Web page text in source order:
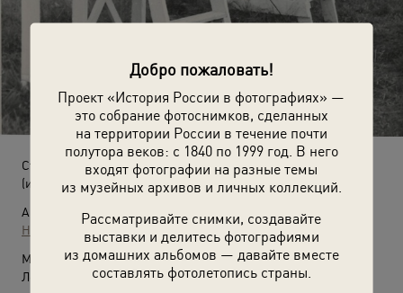
Добро пожаловать!
Проект «История России в фотографиях» —
это собрание фотоснимков, сделанных
на территории России в течение почти
полутора веков: с 1840 по 1999 год. В него
входят фотографии на разные темы
из музейных архивов и личных коллекций.
Рассматривайте снимки, создавайте
выставки и делитесь фотографиями
из домашних альбомов — давайте вместе
составлять фотолетопись страны.
Студенты-метеорологи на практике
(июнь - август 1953)
Автор:
Неизвестный автор
Место съемки:
Ленинградская обл., Гатчинский р-н, дер. Даймище